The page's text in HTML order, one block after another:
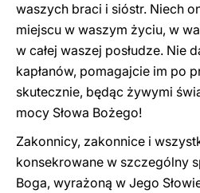
waszych braci i sióstr. Niech
miejscu w waszym życiu, w
w całej waszej posłudze. Nie
kapłanów, pomagajcie im po
skutecznie, będąc żywymi
mocy Słowa Bożego!
Zakonnicy, zakonnice i
konsekrowane w szczególny
Boga, wyrażoną w Jego